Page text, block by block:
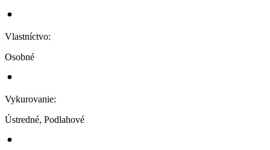
Vlastníctvo:
Osobné
Vykurovanie:
Ústredné, Podlahové